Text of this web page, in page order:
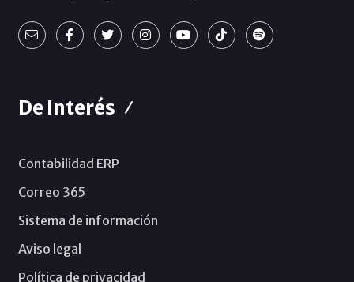
De Interés
Contabilidad ERP
Correo 365
Sistema de información
Aviso legal
Política de privacidad